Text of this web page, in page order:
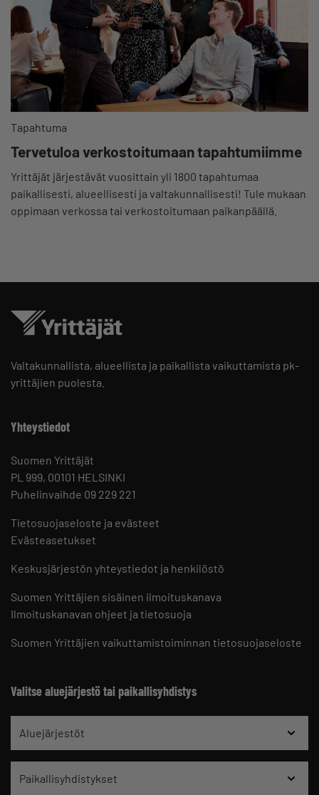
Tapahtuma
Tervetuloa verkostoitumaan tapahtumiimme
Yrittäjät järjestävät vuosittain yli 1800 tapahtumaa
paikallisesti, alueellisesti ja valtakunnallisesti! Tule mukaan
oppimaan verkossa tai verkostoitumaan paikanpäällä.
Valtakunnallista, alueellista ja paikallista vaikuttamista pk-
yrittäjien puolesta.
Yhteystiedot
Suomen Yrittäjät
PL 999, 00101 HELSINKI
Puhelinvaihde 09 229 221
Tietosuojaseloste ja evästeet
Evästeasetukset
Keskusjärjestön yhteystiedot ja henkilöstö
Suomen Yrittäjien sisäinen ilmoituskanava
Ilmoituskanavan ohjeet ja tietosuoja
Suomen Yrittäjien vaikuttamistoiminnan tietosuojaseloste
Valitse aluejärjestö tai paikallisyhdistys
Aluejärjestöt
Paikallisyhdistykset